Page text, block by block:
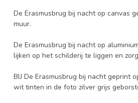
De Erasmusbrug bij nacht op canvas
muur.
De Erasmusbrug bij nacht op
lijken op het schilderij te liggen en
BIJ De Erasmusbrug bij nacht geprint
wit tinten in de foto zilver grijs